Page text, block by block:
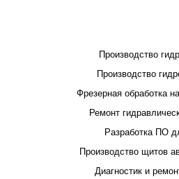
Производство
Производство
Фрезерная обработка
Ремонт
Разработка ПО
Производство щитов
Диагностик и